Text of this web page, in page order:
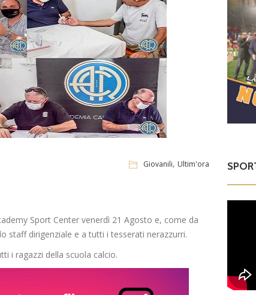
Giovanili, Ultim'ora
Sport Center venerdì 21 Agosto e, come da
staff dirigenziale e a tutti i tesserati nerazzurri.
i ragazzi della scuola calcio.